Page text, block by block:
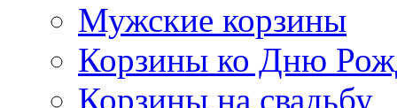
Мужские корзины
Корзины ко Дню
Корзины на свадьбу